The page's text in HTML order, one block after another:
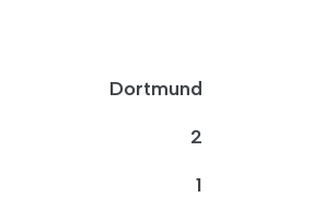
Dortmund
2
1